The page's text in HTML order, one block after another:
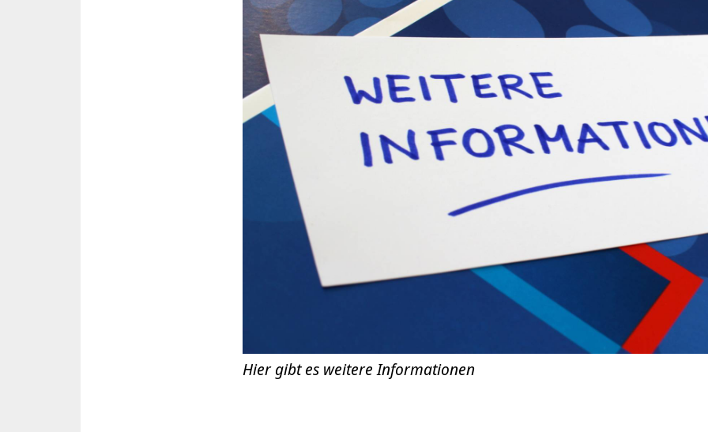
Hier gibt es weitere Informationen